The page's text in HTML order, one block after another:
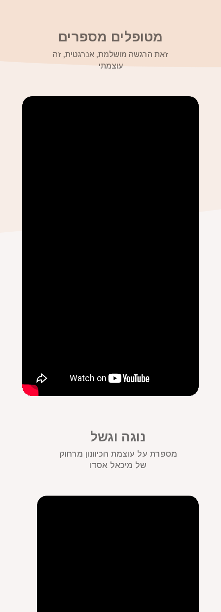
מטופלים מספרים
זאת הרגשה מושלמת, אנרגטית, זה
עוצמתי
נוגה וגשל
מספרת על עוצמת הכיוונון מרחוק
של מיכאל אסדו